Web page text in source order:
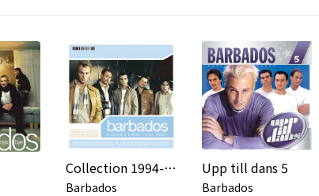
Collection 1994-2001
Barbados
Upp till dans 5
Barbados